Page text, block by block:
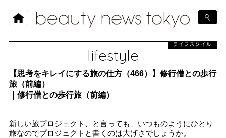
lifestyle
ライフスタイル
【思考をキレイにする旅の仕方（466）】修行僧との歩行
旅（前編）
｜修行僧との歩行旅（前編）
新しい旅プロジェクト、と言っても、いつものようにひとり
旅なのでプロジェクトと書くのは大げさでしょうか。